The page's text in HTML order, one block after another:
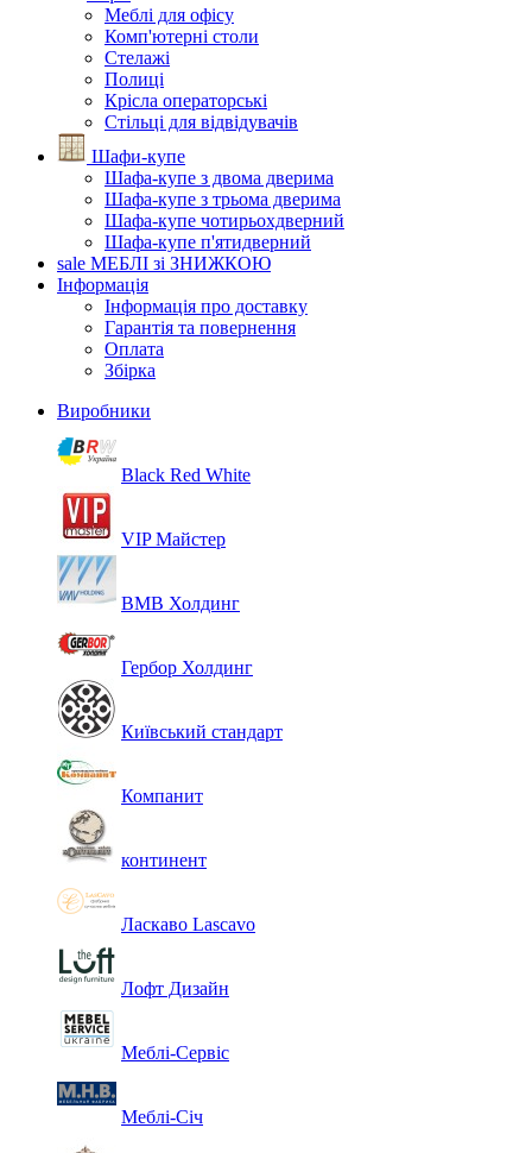
Меблі для офісу
Комп'ютерні столи
Стелажі
Полиці
Крісла операторські
Стільці для відвідувачів
Шафи-купе
Шафа-купе з двома дверима
Шафа-купе з трьома дверима
Шафа-купе чотирьохдверний
Шафа-купе п'ятидверний
sale МЕБЛІ зі ЗНИЖКОЮ
Інформація
Інформація про доставку
Гарантія та повернення
Оплата
Збірка
Виробники
Black Red White
VIP Майстер
ВМВ Холдинг
Гербор Холдинг
Київський стандарт
Компанит
континент
Ласкаво Lascavo
Лофт Дизайн
Меблі-Сервіс
Меблі-Січ